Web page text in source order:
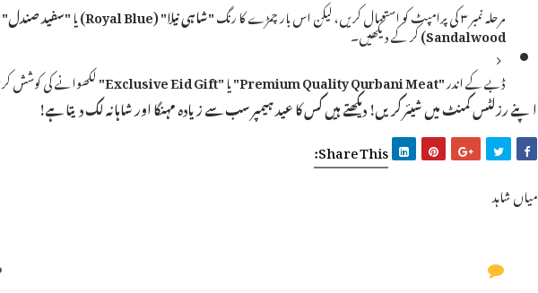
مرحلہ نمبر ۳ کی پرامپٹ کو استعمال کریں، لیکن اس بار چمڑے کا رنگ
"شاہی نیلا" (Royal Blue) یا
Sandalwood)کر کے دیکھیں۔
ڈبے کے اندر"Premium Quality Qurbani Meat" یا"Exclusive Eid Gift"
لکھوانے کی کوشش
اپنے رزلٹس کمنٹ میں شیئر کریں! دیکھتے ہیں کس کا عید ہیمپر سب سے زیادہ مہنگا اور شاہانہ لک دیتا ہے!
Share This:
میاں شاہد